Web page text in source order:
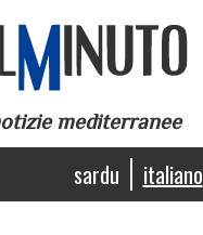
mediterranee
sardu italiano